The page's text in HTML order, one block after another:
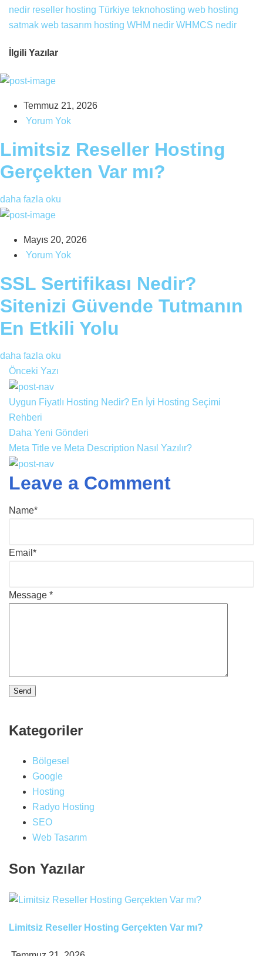
nedir reseller hosting Türkiye teknohosting web hosting
satmak web tasarım hosting WHM nedir WHMCS nedir
İlgili Yazılar
Temmuz 21, 2026
Yorum Yok
Limitsiz Reseller Hosting
Gerçekten Var mı?
daha fazla oku
Mayıs 20, 2026
Yorum Yok
SSL Sertifikası Nedir?
Sitenizi Güvende Tutmanın
En Etkili Yolu
daha fazla oku
Önceki Yazı
Uygun Fiyatlı Hosting Nedir? En İyi Hosting Seçimi
Rehberi
Daha Yeni Gönderi
Meta Title ve Meta Description Nasıl Yazılır?
Leave a Comment
Name*
Email*
Message *
Kategoriler
Bölgesel
Google
Hosting
Radyo Hosting
SEO
Web Tasarım
Son Yazılar
Limitsiz Reseller Hosting Gerçekten Var mı?